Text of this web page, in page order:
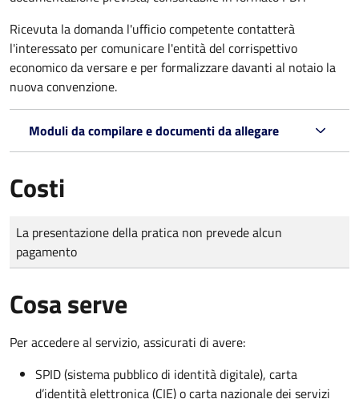
Ricevuta la domanda l'ufficio competente contatterà
l'interessato per comunicare l'entità del corrispettivo
economico da versare e per formalizzare davanti al notaio la
nuova convenzione.
Moduli da compilare e documenti da allegare
Costi
Tipo di pagamento
Importo
La presentazione della pratica non prevede alcun
pagamento
Cosa serve
Per accedere al servizio, assicurati di avere:
SPID (sistema pubblico di identità digitale), carta
d’identità elettronica (CIE) o carta nazionale dei servizi